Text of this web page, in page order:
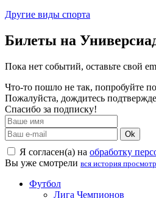
Другие виды спорта
Билеты на
Пока нет событий, оставьте свой
Что-то пошло не так, попробуйте
Пожалуйста, дождитесь
Спасибо за подписку!
Ok
Я согласен(а) на обработку
Вы уже смотрели вся история
Футбол
Лига Чемпионов